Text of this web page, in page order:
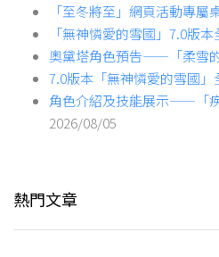
「至冬將至」網頁活動專屬
「無神憐愛的雪國」7.0版
奧黛塔角色預告——「柔雪
7.0版本「無神憐愛的雪國」
角色介紹及技能展示——「
2026/08/05
熱門文章